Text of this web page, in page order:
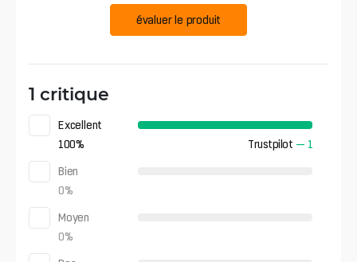
évaluer le produit
1 critique
Excellent
100% Trustpilot — 1
Bien
0%
Moyen
0%